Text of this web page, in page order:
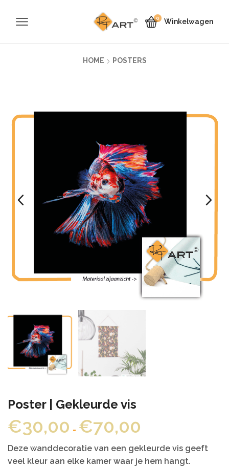
0 Winkelwagen
HOME POSTERS
Poster | Gekleurde vis
€30,00 - €70,00
€70,00
Deze wanddecoratie van een gekleurde vis geeft
veel kleur aan elke kamer waar je hem hangt.